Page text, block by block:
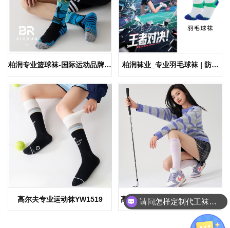
柏润专业篮球袜-国际运动品牌运
动袜代工厂
柏润袜业_专业羽毛球袜 | 防滑
设计+足弓锁止系统，赋能运动
品牌抢占百亿羽球市场
高尔夫专业运动袜YW1519 高尔夫专业运动袜棉袜YW1518
请问怎样定制代工袜子呢